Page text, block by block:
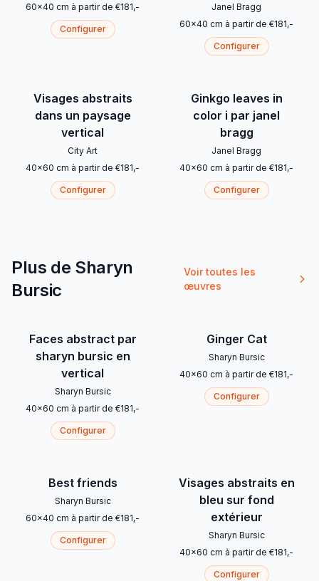
60x40 cm à partir de €181,-
Configurer
Janel Bragg
60x40 cm à partir de €181,-
Configurer
Visages abstraits
dans un paysage
vertical
City Art
40x60 cm à partir de €181,-
Configurer
Ginkgo leaves in
color i par janel
bragg
Janel Bragg
40x60 cm à partir de €181,-
Configurer
Plus de Sharyn
Bursic
Voir toutes les
œuvres
Faces abstract par
sharyn bursic en
vertical
Sharyn Bursic
40x60 cm à partir de €181,-
Configurer
Ginger Cat
Sharyn Bursic
40x60 cm à partir de €181,-
Configurer
Best friends
Sharyn Bursic
60x40 cm à partir de €181,-
Configurer
Visages abstraits en
bleu sur fond
extérieur
Sharyn Bursic
40x60 cm à partir de €181,-
Configurer